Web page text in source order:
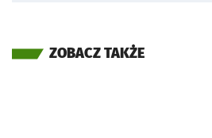
ZOBACZ TAKŻE